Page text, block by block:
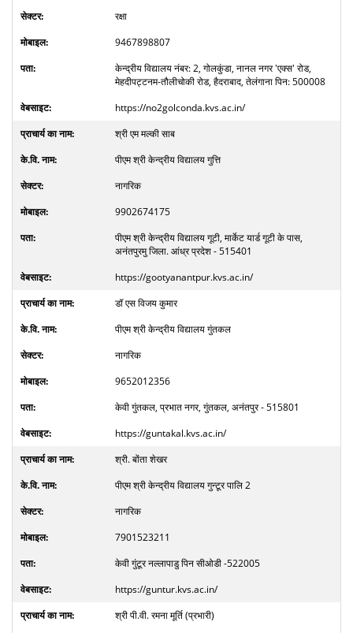
रक्षा
9467898807
केन्द्रीय विद्यालय नंबर: 2, गोलकुंडा, नानल नगर 'एक्स' रोड,
मेहदीपट्टनम-तौलीचोकी रोड, हैदराबाद, तेलंगाना पिन: 500008
https://no2golconda.kvs.ac.in/
श्री एम मल्की साब
पीएम श्री केन्द्रीय विद्यालय गुत्ति
नागरिक
9902674175
पीएम श्री केन्द्रीय विद्यालय गूटी, मार्केट यार्ड गूटी के पास,
अनंतपुरमु जिला. आंध्र प्रदेश - 515401
https://gootyanantpur.kvs.ac.in/
डॉ एस विजय कुमार
पीएम श्री केन्द्रीय विद्यालय गुंतकल
नागरिक
9652012356
केवी गुंतकल, प्रभात नगर, गुंतकल, अनंतपुर - 515801
https://guntakal.kvs.ac.in/
श्री. बोंता शेखर
पीएम श्री केन्द्रीय विद्यालय गुन्टूर पालि 2
नागरिक
7901523211
केवी गुंटूर नल्लापाडु पिन सीओडी -522005
https://guntur.kvs.ac.in/
श्री पी.वी. रमना मूर्ति (प्रभारी)